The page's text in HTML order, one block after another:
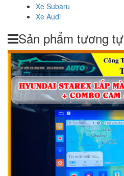
Xe Subaru
Xe Audi
Sản phẩm tương tự